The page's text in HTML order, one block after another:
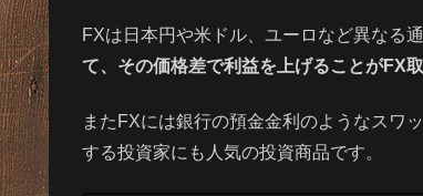
FXは日本円や米ドル、ユーロなど異なる
て、その価格差で利益を上げることがFX
またFXには銀行の預金金利のようなスワ
する投資家にも人気の投資商品です。